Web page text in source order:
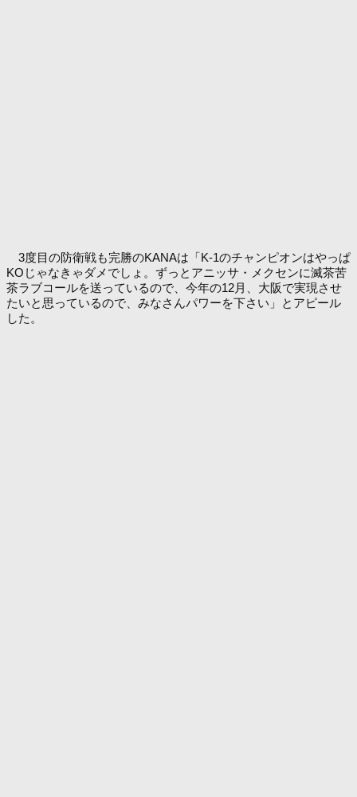
3度目の防衛戦も完勝のKANAは「K-1のチャンピオンはやっぱ
KOじゃなきゃダメでしょ。ずっとアニッサ・メクセンに滅茶苦
茶ラブコールを送っているので、今年の12月、大阪で実現させ
たいと思っているので、みなさんパワーを下さい」とアピール
した。